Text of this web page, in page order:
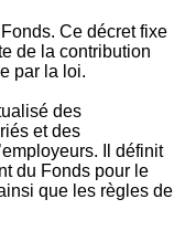
Ce décret fixe
de la contribution
par la loi.
des
et des
Il définit
du Fonds pour le
que les règles de